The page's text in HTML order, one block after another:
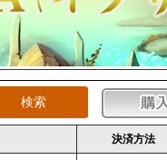
決済方法